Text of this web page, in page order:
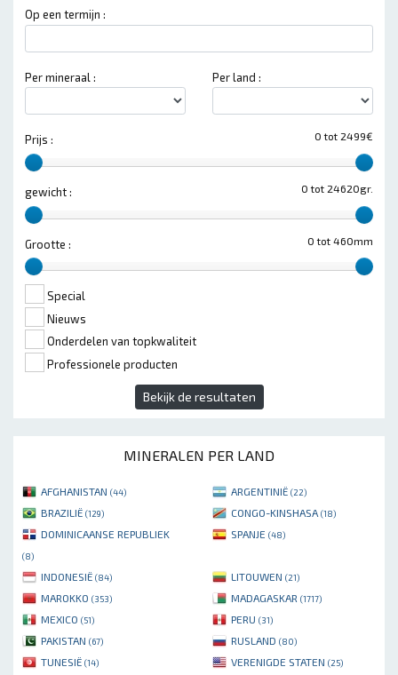
Op een termijn :
Per mineraal : Per land :
0 tot 2499€
Prijs :
0 tot 24620gr.
gewicht :
0 tot 460mm
Grootte :
Special
Nieuws
Onderdelen van topkwaliteit
Professionele producten
Bekijk de resultaten
MINERALEN PER LAND
AFGHANISTAN (44) ARGENTINIË (22)
BRAZILIË (129) CONGO-KINSHASA (18)
DOMINICAANSE REPUBLIEK
(8)
SPANJE (48)
INDONESIË (84) LITOUWEN (21)
MAROKKO (353) MADAGASKAR (1717)
MEXICO (51) PERU (31)
PAKISTAN (67) RUSLAND (80)
TUNESIË (14) VERENIGDE STATEN (25)